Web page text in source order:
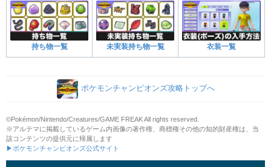
持ち物一覧 未実装持ち物一覧 衣装一覧
ポケモンチャンピオンズ攻略トップへ
©Pokémon/Nintendo/Creatures/GAME FREAK All rights reserved.
※アルテマに掲載しているゲーム内画像の著作権、商標権その他の知的財産権は、当
該コンテンツの提供元に帰属します
▶ポケモンチャンピオンズ公式サイト